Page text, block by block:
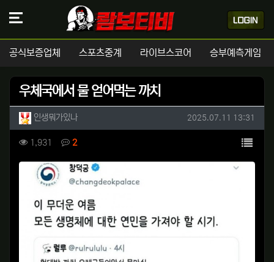
공식보증업체 스포츠중계 라이브스코어 승부예측게임
우체국에서 물 얻어먹는 까치
작성자 정보
인생뭐가있나작성 작성일
2025.07.11 13:31
컨텐츠 정보
1,931 조회 2댓글 목록
본문